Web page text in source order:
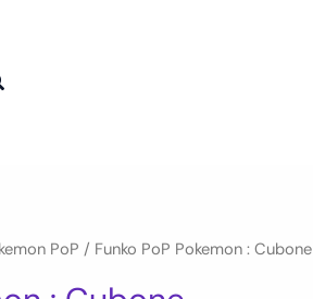
PoP / Funko PoP Pokemon : Cubone